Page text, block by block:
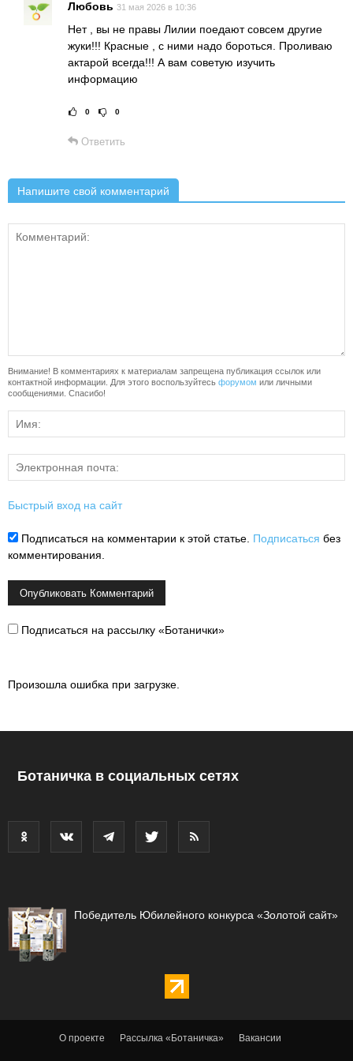
Любовь 31 мая 2026 в 10:36
Нет , вы не правы Лилии поедают совсем другие
жуки!!! Красные , с ними надо бороться. Проливаю
актарой всегда!!! А вам советую изучить
информацию
Рейтинг статьи:
0 0
Ответить
Напишите свой комментарий
Внимание! В комментариях к материалам запрещена публикация ссылок или
контактной информации. Для этого воспользуйтесь форумом или личными
сообщениями. Спасибо!
Быстрый вход на сайт
Подписаться на комментарии к этой статье. Подписаться без
комментирования.
Подписаться на рассылку «Ботанички»
Произошла ошибка при загрузке.
Ботаничка в социальных сетях
Победитель Юбилейного конкурса «Золотой сайт»
О проекте Рассылка «Ботаничка» Вакансии